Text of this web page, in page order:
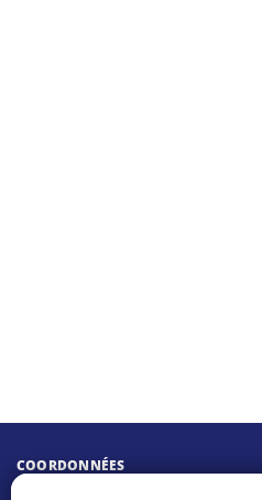
COORDONNÉES